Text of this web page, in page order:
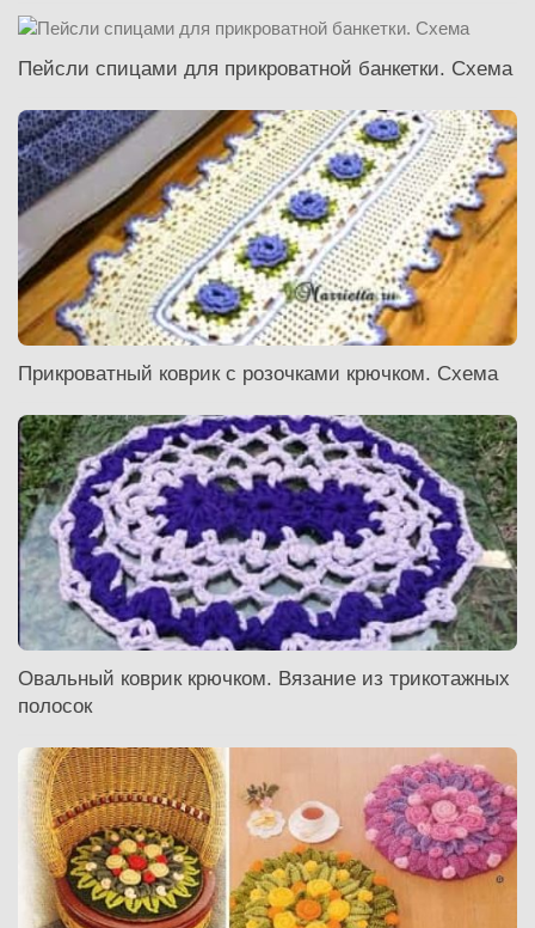
Пейсли спицами для прикроватной банкетки. Схема
Прикроватный коврик с розочками крючком. Схема
Овальный коврик крючком. Вязание из трикотажных
полосок